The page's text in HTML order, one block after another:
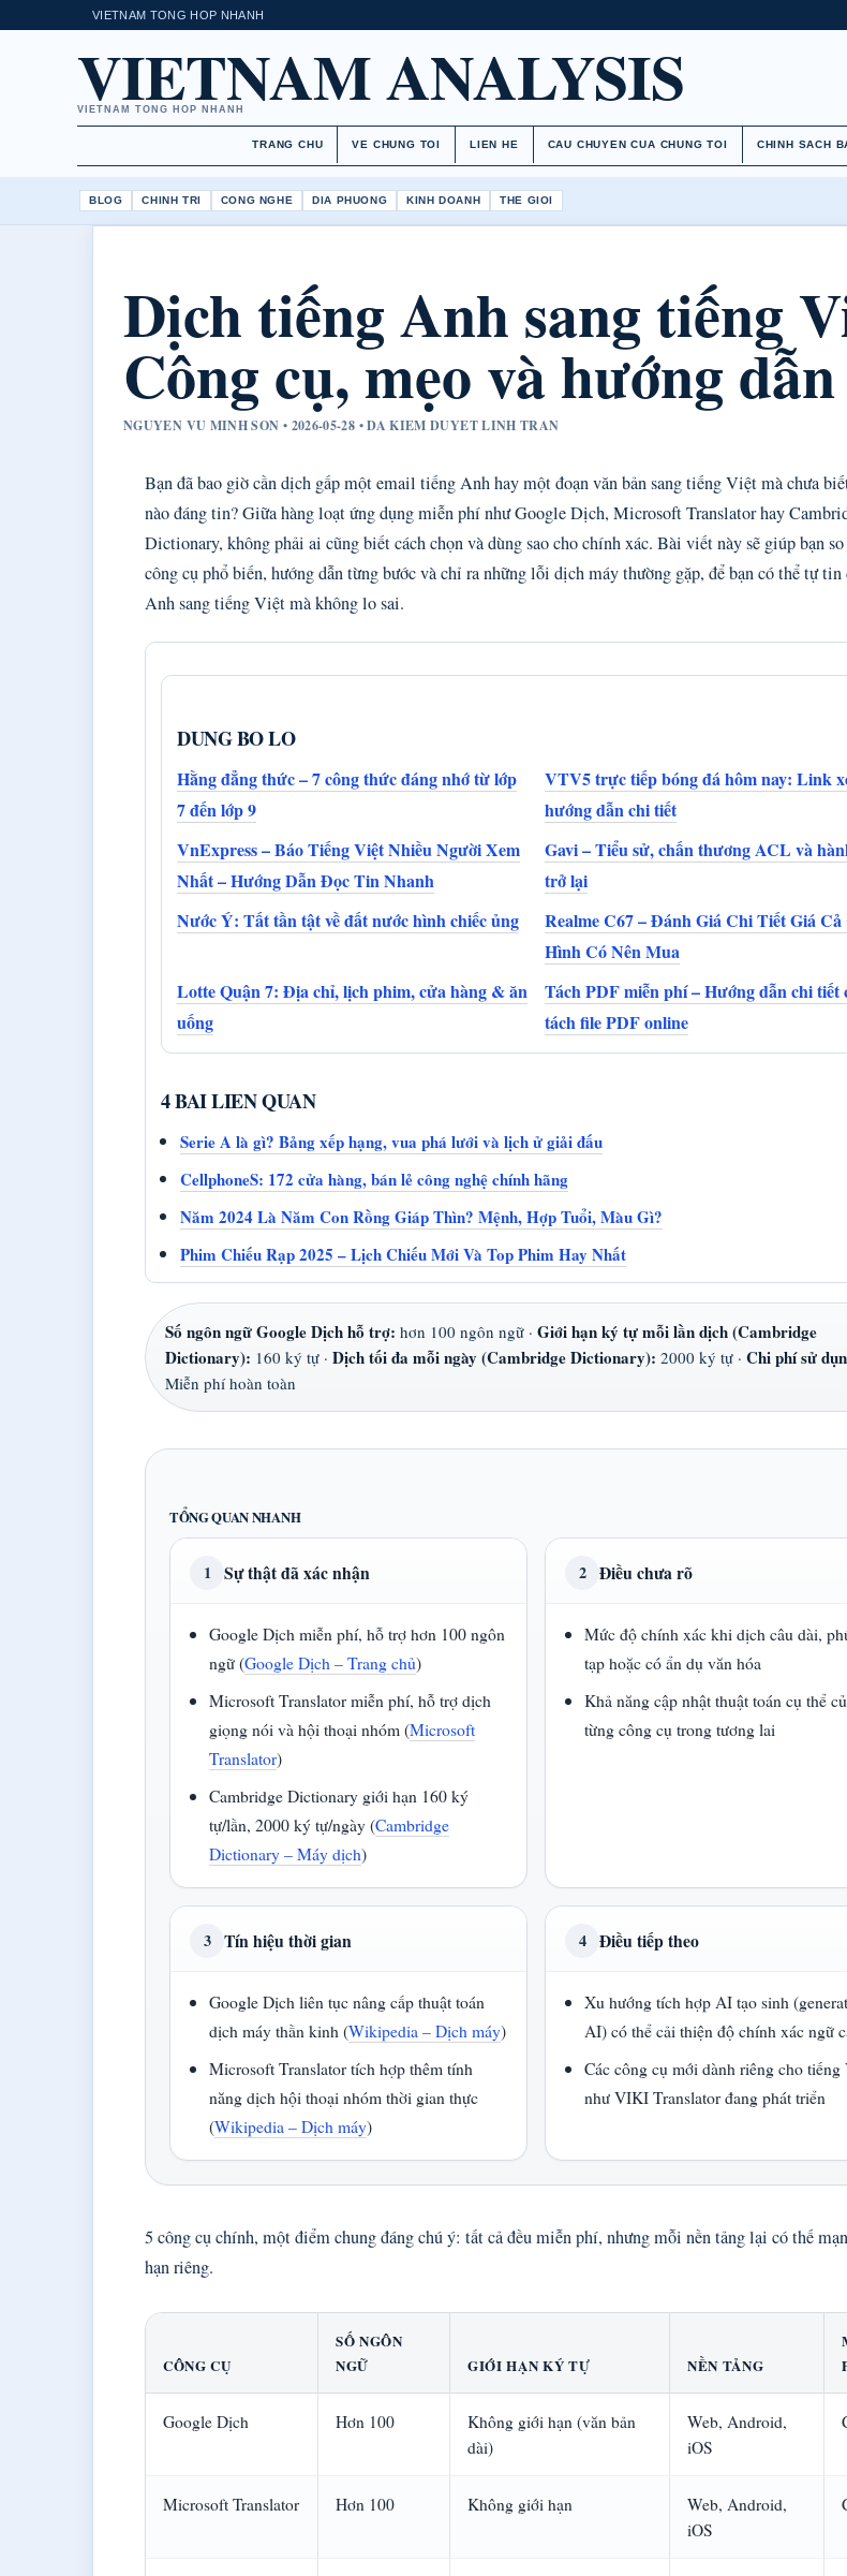
VIETNAM TONG HOP NHANH
VIETNAM ANALYSIS
VIETNAM TONG HOP NHANH
TRANG CHU VE CHUNG TOI LIEN HE CAU CHUYEN CUA CHUNG TOI CHINH SACH
BLOG CHINH TRI CONG NGHE DIA PHUONG KINH DOANH THE GIOI
Dịch tiếng Anh sang tiếng
Công cụ, mẹo và hướng dẫn
NGUYEN VU MINH SON • 2026-05-28 • DA KIEM DUYET LINH TRAN
Bạn đã bao giờ cần dịch gấp một email tiếng Anh hay một đoạn văn bản sang tiếng Việt mà chưa
nào đáng tin? Giữa hàng loạt ứng dụng miễn phí như Google Dịch, Microsoft Translator hay
Dictionary, không phải ai cũng biết cách chọn và dùng sao cho chính xác. Bài viết này sẽ giúp bạn so
công cụ phổ biến, hướng dẫn từng bước và chỉ ra những lỗi dịch máy thường gặp, để bạn có thể tự
Anh sang tiếng Việt mà không lo sai.
DUNG BO LO
Hằng đẳng thức – 7 công thức đáng nhớ từ lớp
7 đến lớp 9
VTV5 trực tiếp bóng đá hôm nay: Link
hướng dẫn chi tiết
VnExpress – Báo Tiếng Việt Nhiều Người Xem
Nhất – Hướng Dẫn Đọc Tin Nhanh
Gavi – Tiểu sử, chấn thương ACL và
trở lại
Nước Ý: Tất tần tật về đất nước hình chiếc ủng
Realme C67 – Đánh Giá Chi Tiết Giá Cả
Hình Có Nên Mua
Lotte Quận 7: Địa chỉ, lịch phim, cửa hàng & ăn
uống
Tách PDF miễn phí – Hướng dẫn chi tiết
tách file PDF online
4 BAI LIEN QUAN
Serie A là gì? Bảng xếp hạng, vua phá lưới và lịch ử giải đấu
CellphoneS: 172 cửa hàng, bán lẻ công nghệ chính hãng
Năm 2024 Là Năm Con Rồng Giáp Thìn? Mệnh, Hợp Tuổi, Màu Gì?
Phim Chiếu Rạp 2025 – Lịch Chiếu Mới Và Top Phim Hay Nhất
Số ngôn ngữ Google Dịch hỗ trợ: hơn 100 ngôn ngữ · Giới hạn ký tự mỗi lần dịch (Cambridge
Dictionary): 160 ký tự · Dịch tối đa mỗi ngày (Cambridge Dictionary): 2000 ký tự · Chi phí sử
Miễn phí hoàn toàn
TỔNG QUAN NHANH
1 Sự thật đã xác nhận
Google Dịch miễn phí, hỗ trợ hơn 100 ngôn
ngữ (Google Dịch – Trang chủ)
Microsoft Translator miễn phí, hỗ trợ dịch
giọng nói và hội thoại nhóm (Microsoft
Translator)
Cambridge Dictionary giới hạn 160 ký
tự/lần, 2000 ký tự/ngày (Cambridge
Dictionary – Máy dịch)
2 Điều chưa rõ
Mức độ chính xác khi dịch câu dài,
tạp hoặc có ẩn dụ văn hóa
Khả năng cập nhật thuật toán cụ thể
từng công cụ trong tương lai
3 Tín hiệu thời gian
Google Dịch liên tục nâng cấp thuật toán
dịch máy thần kinh (Wikipedia – Dịch máy)
Microsoft Translator tích hợp thêm tính
năng dịch hội thoại nhóm thời gian thực
(Wikipedia – Dịch máy)
4 Điều tiếp theo
Xu hướng tích hợp AI tạo sinh
AI) có thể cải thiện độ chính xác ngữ
Các công cụ mới dành riêng cho tiếng
như VIKI Translator đang phát triển
5 công cụ chính, một điểm chung đáng chú ý: tất cả đều miễn phí, nhưng mỗi nền tảng lại có thế
hạn riêng.
CÔNG CỤ
SỐ NGÔN
NGỮ
GIỚI HẠN KÝ TỰ NỀN TẢNG
Google Dịch Hơn 100
Không giới hạn (văn bản
dài)
Web, Android,
iOS
Microsoft Translator Hơn 100 Không giới hạn
Web, Android,
iOS